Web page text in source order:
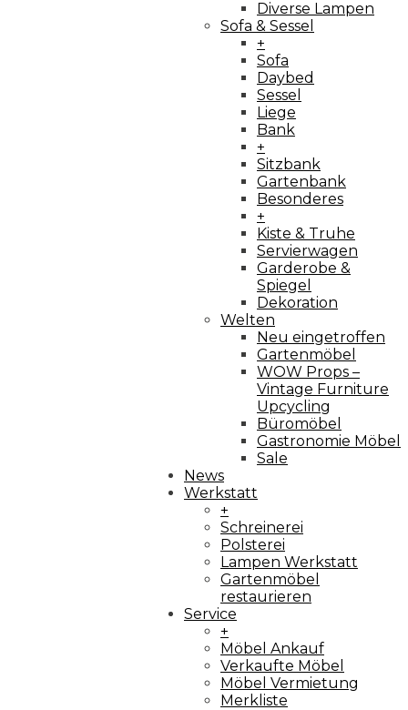
Diverse Lampen
Sofa & Sessel
+
Sofa
Daybed
Sessel
Liege
Bank
+
Sitzbank
Gartenbank
Besonderes
+
Kiste & Truhe
Servierwagen
Garderobe &
Spiegel
Dekoration
Welten
Neu eingetroffen
Gartenmöbel
WOW Props –
Vintage Furniture
Upcycling
Büromöbel
Gastronomie Möbel
Sale
News
Werkstatt
+
Schreinerei
Polsterei
Lampen Werkstatt
Gartenmöbel
restaurieren
Service
+
Möbel Ankauf
Verkaufte Möbel
Möbel Vermietung
Merkliste